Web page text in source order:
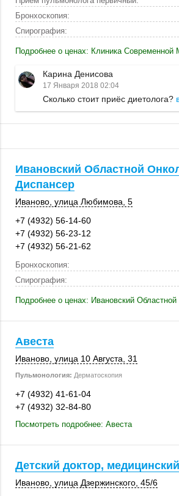
Бронхоскопия:
Спирография:
Подробнее о ценах: Клиника Современной
Карина Денисова
17 Января 2018 02:04
Сколько стоит приёс диетолога?
Ивановский Областной
Диспансер
Иваново улица Любимова, 5
+7 (4932) 56-14-60
+7 (4932) 56-23-12
+7 (4932) 56-21-62
Бронхоскопия:
Спирография:
Подробнее о ценах: Ивановский
Авеста
Иваново , улица 10 Августа, 31
Пульмонология: Дерматоскопия
+7 (4932) 41-61-04
+7 (4932) 32-84-80
Посмотреть подробнее: Авеста
Детский доктор,
Иваново улица Дзержинского 45/6